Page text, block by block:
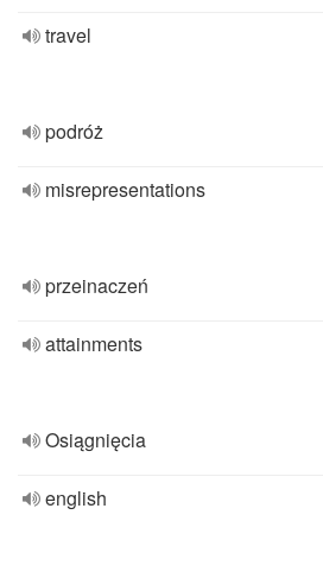
travel
podróż
misrepresentations
przeinaczeń
attainments
Osiągnięcia
english